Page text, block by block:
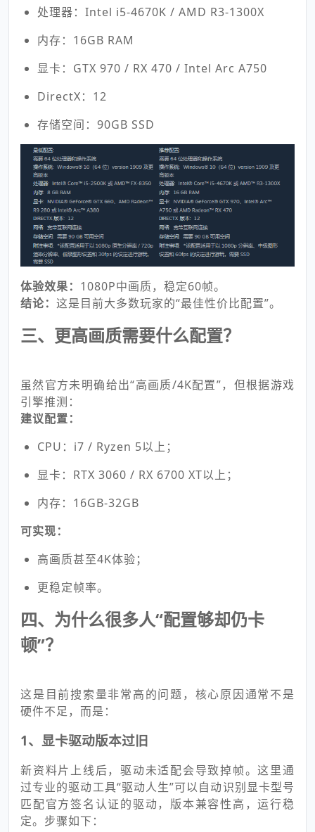
处理器：Intel i5-4670K / AMD R3-1300X
内存：16GB RAM
显卡：GTX 970 / RX 470 / Intel Arc A750
DirectX：12
存储空间：90GB SSD
体验效果： 1080P中画质，稳定60帧。
结论： 这是目前大多数玩家的“最佳性价比配置”。
三、更高画质需要什么配置？
虽然官方未明确给出“高画质/4K配置”，但根据游戏
引擎推测：
建议配置：
CPU：i7 / Ryzen 5以上；
显卡：RTX 3060 / RX 6700 XT以上；
内存：16GB-32GB
可实现：
高画质甚至4K体验；
更稳定帧率。
四、为什么很多人“配置够却仍卡
顿”？
这是目前搜索量非常高的问题，核心原因通常不是
硬件不足，而是：
1、显卡驱动版本过旧
新资料片上线后，驱动未适配会导致掉帧。这里通
过专业的驱动工具“驱动人生”可以自动识别显卡型号
匹配官方签名认证的驱动，版本兼容性高，运行稳
定。步骤如下：